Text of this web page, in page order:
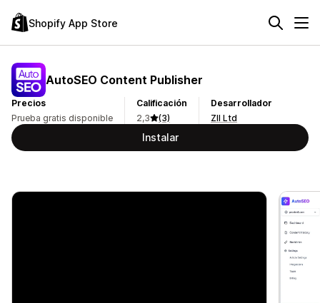
Shopify App Store
AutoSEO Content Publisher
Precios
Prueba gratis disponible
Calificación
2,3
(3)
Desarrollador
ZII Ltd
Instalar